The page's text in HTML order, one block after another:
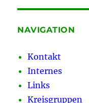
NAVIGATION
Kontakt
Internes
Links
Kreisgruppen